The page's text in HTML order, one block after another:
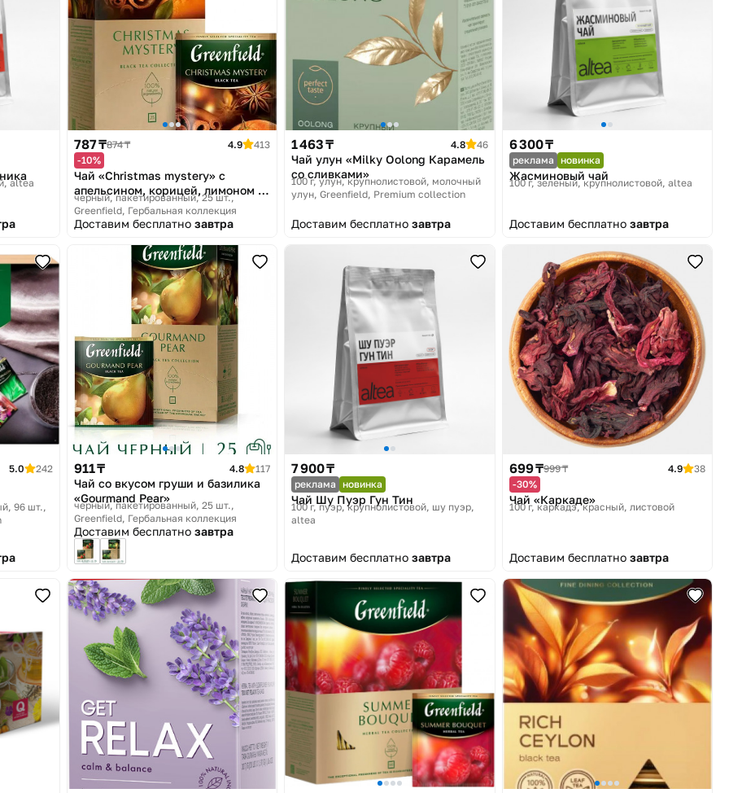
altea
787 ₸874 ₸ 4.9
413
-10%
Чай «Christmas mystery» с
апельсином, корицей, лимоном и
яблоком
черный, пакетированный, 25 шт.
Greenfield, Гербальная коллекция
Доставим бесплатно завтра
1 463 ₸ 4.8 46
Чай улун «Milky Oolong Карамель
со сливками»
100 г, улун, крупнолистовой, молочный
улун Greenfield, Premium collection
Доставим бесплатно завтра
6 300 ₸
реклама новинка
Жасминовый чай
100 г, зеленый, крупнолистовой altea
Доставим бесплатно завтра
5.0
242
96 шт.
911 ₸ 4.8 117
Чай со вкусом груши и базилика
«Gourmand Pear»
черный, пакетированный, 25 шт.
Greenfield, Гербальная коллекция
Доставим бесплатно завтра
7 900 ₸
реклама новинка
Чай Шу Пуэр Гун Тин
100 г, пуэр, крупнолистовой, шу пуэр
altea
Доставим бесплатно завтра
699 ₸999 ₸ 4.9
38
-30%
Чай «Каркаде»
100 г, каркадэ, красный, листовой
Доставим бесплатно завтра